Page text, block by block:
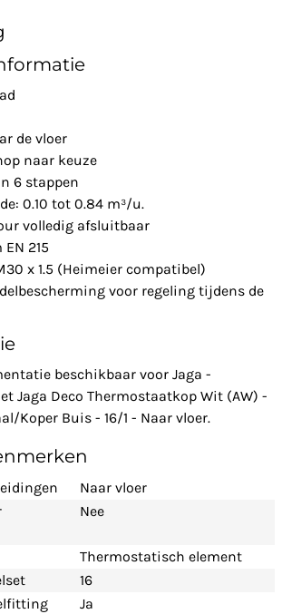
de vloer
naar keuze
6 stappen
0.10 tot 0.84 m³/u.
volledig afsluitbaar
215
x 1.5 (Heimeier compatibel)
voor regeling tijdens de
beschikbaar voor Jaga -
Jaga Deco Thermostaatkop Wit (AW) -
Koper Buis - 16/1 - Naar vloer.
Naar vloer
Nee
Thermostatisch element
16
Ja